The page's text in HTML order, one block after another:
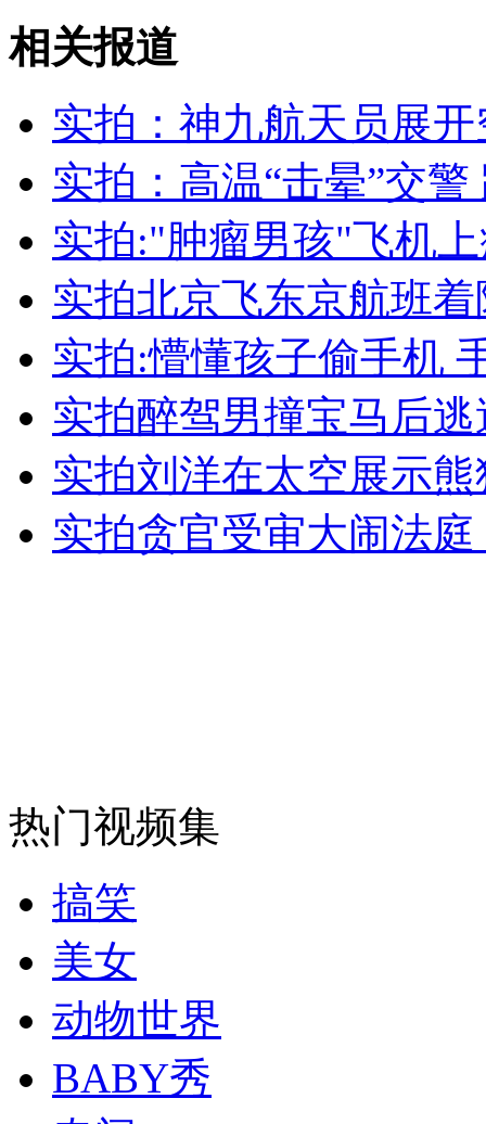
山西运城恶犬咬伤多人 警民合力深夜将其击毙
女孩北京地铁殴打老人 痛下狠手拳打脚踢
无痛分娩是否安全 医生回应
外交部：反对强权政治霸凌主义
外交部：有关国家言论片面不公正
安徽一实载49人客车翻车
纽约上演“枕头大战”
司机酒驾遇交警 急速倒车逃窜
相关报道
实拍：神九航天员展
实拍：高温“击晕”交
实拍:"肿瘤男孩"飞机
实拍北京飞东京航班
实拍:懵懂孩子偷手机
实拍醉驾男撞宝马后
实拍刘洋在太空展示
实拍贪官受审大闹法
热门视频集
搞笑
美女
动物世界
BABY秀